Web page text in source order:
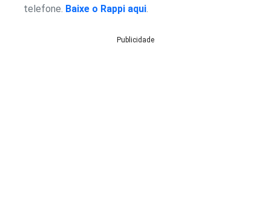
telefone. Baixe o Rappi aqui.
Publicidade